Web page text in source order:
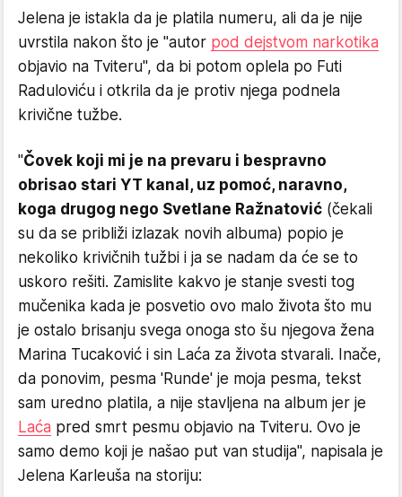
Jelena je istakla da je platila numeru, ali da je nije
uvrstila nakon što je "autor pod dejstvom narkotika
objavio na Tviteru", da bi potom oplela po Futi
Raduloviću i otkrila da je protiv njega podnela
krivične tužbe.
"Čovek koji mi je na prevaru i bespravno
obrisao stari YT kanal, uz pomoć, naravno,
koga drugog nego Svetlane Ražnatović (čekali
su da se približi izlazak novih albuma) popio je
nekoliko krivičnih tužbi i ja se nadam da će se to
uskoro rešiti. Zamislite kakvo je stanje svesti tog
mučenika kada je posvetio ovo malo života što mu
je ostalo brisanju svega onoga sto šu njegova žena
Marina Tucaković i sin Laća za života stvarali. Inače,
da ponovim, pesma 'Runde' je moja pesma, tekst
sam uredno platila, a nije stavljena na album jer je
Laća pred smrt pesmu objavio na Tviteru. Ovo je
samo demo koji je našao put van studija", napisala je
Jelena Karleuša na storiju: